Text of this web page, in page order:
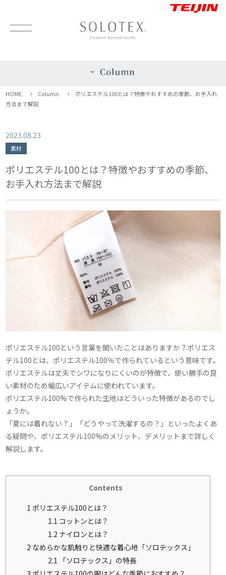
HOME Column
ポリエステル100とは？特徴やおすすめの季節、お手入れ
方法まで解説
2023.08.23
素材
ポリエステル100とは？特徴やおすすめの季節、
お手入れ方法まで解説
ポリエステル100という言葉を聞いたことはありますか？ポリエス
テル100とは、ポリエステル100％で作られているという意味です。
ポリエステルは丈夫でシワになりにくいのが特徴で、使い勝手の良
い素材のため幅広いアイテムに使われています。
ポリエステル100%で作られた生地はどういった特徴があるのでし
ょうか。
「夏には着れない？」「どうやって洗濯するの？」といったよくあ
る疑問や、ポリエステル100%のメリット、デメリットまで詳しく
解説します。
Contents
1 ポリエステル100とは？
1.1 コットンとは？
1.2 ナイロンとは？
2 なめらかな肌触りと快適な着心地「ソロテックス」
2.1 「ソロテックス」の特長